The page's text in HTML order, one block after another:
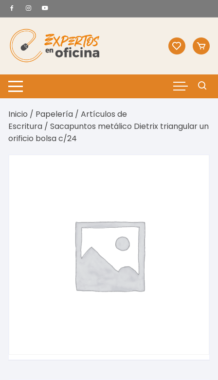
Saltar
al
contenido
Inicio / Papelería /Artículos de
Escritura / Sacapuntos metálico Dietrix triangular un
orificio bolsa c/24